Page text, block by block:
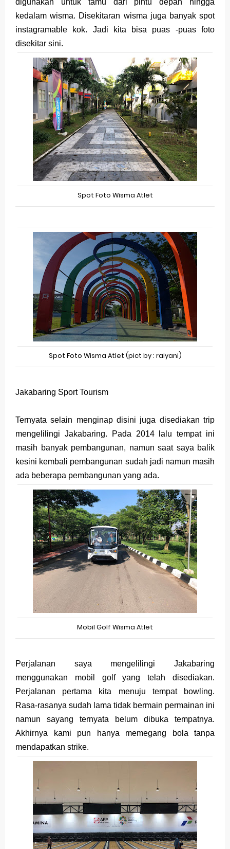
digunakan untuk tamu dari pintu depan hingga
kedalam wisma. Disekitaran wisma juga banyak spot
instagramable kok. Jadi kita bisa puas -puas foto
disekitar sini.
Spot Foto Wisma Atlet
Spot Foto Wisma Atlet (pict by : raiyani)
Jakabaring Sport Tourism
Ternyata selain menginap disini juga disediakan trip
mengelilingi Jakabaring. Pada 2014 lalu tempat ini
masih banyak pembangunan, namun saat saya balik
kesini kembali pembangunan sudah jadi namun masih
ada beberapa pembangunan yang ada.
Mobil Golf Wisma Atlet
Perjalanan saya mengelilingi Jakabaring
menggunakan mobil golf yang telah disediakan.
Perjalanan pertama kita menuju tempat bowling.
Rasa-rasanya sudah lama tidak bermain permainan ini
namun sayang ternyata belum dibuka tempatnya.
Akhirnya kami pun hanya memegang bola tanpa
mendapatkan strike.